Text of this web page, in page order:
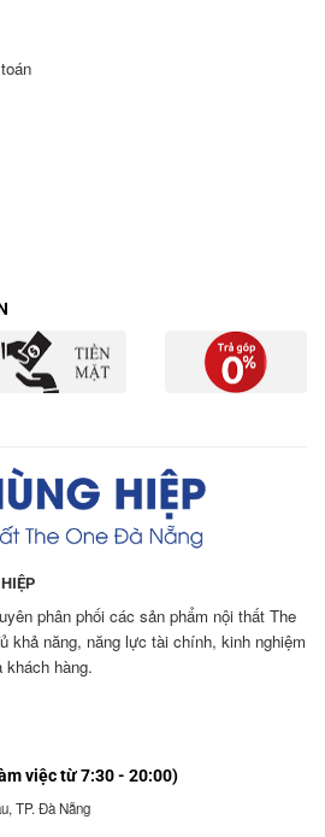
phân phối các sản phẩm nội thất The
khả năng, năng lực tài chính, kinh nghiệm
khách hàng.
việc từ 7:30 - 20:00)
TP. Đà Nẵng